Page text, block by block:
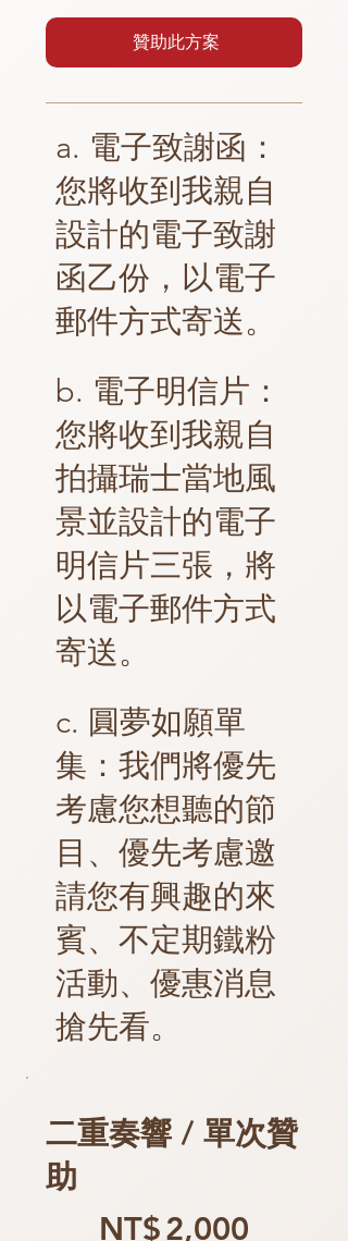
贊助此方案
a. 電子致謝函：
您將收到我親自
設計的電子致謝
函乙份，以電子
郵件方式寄送。
b. 電子明信片：
您將收到我親自
拍攝瑞士當地風
景並設計的電子
明信片三張，將
以電子郵件方式
寄送。
c. 圓夢如願單
集：我們將優先
考慮您想聽的節
目、優先考慮邀
請您有興趣的來
賓、不定期鐵粉
活動、優惠消息
搶先看。
二重奏響 / 單次贊
助
NT$2,000